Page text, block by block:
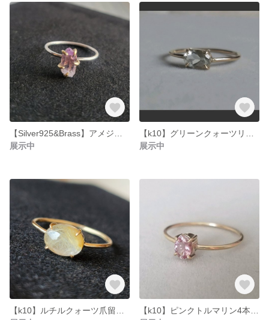
展示中
展示中